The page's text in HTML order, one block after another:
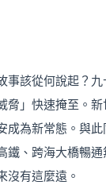
事該從何說起？
脅」快速掩至。
成為新常態。與
鐵、跨海大橋暢
沒有這麼遠。